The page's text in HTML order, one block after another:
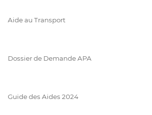
Aide au Transport
Dossier de Demande APA
Guide des Aides 2024